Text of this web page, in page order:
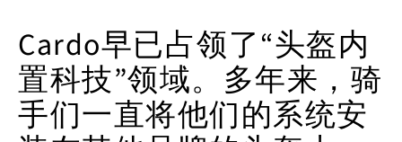
Cardo早已占领了“头盔内
置科技”领域。多年来，骑
手们一直将他们的系统安